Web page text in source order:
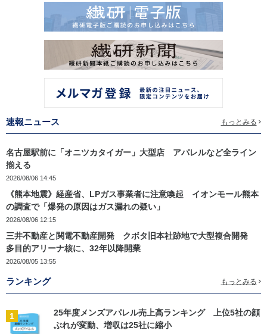
速報ニュース もっとみる
名古屋駅前に「オニツカタイガー」大型店 アパレルなど全ライン
揃える
2026/08/06 14:45
《熊本地震》経産省、LPガス事業者に注意喚起 イオンモール熊本
の調査で「爆発の原因はガス漏れの疑い」
2026/08/06 12:15
三井不動産と関電不動産開発 クボタ旧本社跡地で大型複合開発
多目的アリーナ核に、32年以降開業
2026/08/05 13:55
ランキング もっとみる
1
25年度メンズアパレル売上高ランキング 上位5社の顔
ぶれが変動、増収は25社に縮小